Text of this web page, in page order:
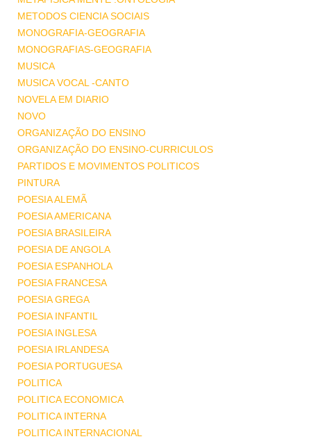
METODOS CIENCIA SOCIAIS
MONOGRAFIA-GEOGRAFIA
MONOGRAFIAS-GEOGRAFIA
MUSICA
MUSICA VOCAL -CANTO
NOVELA EM DIARIO
NOVO
ORGANIZAÇÃO DO ENSINO
ORGANIZAÇÃO DO ENSINO-CURRICULOS
PARTIDOS E MOVIMENTOS POLITICOS
PINTURA
POESIA ALEMÃ
POESIA AMERICANA
POESIA BRASILEIRA
POESIA DE ANGOLA
POESIA ESPANHOLA
POESIA FRANCESA
POESIA GREGA
POESIA INFANTIL
POESIA INGLESA
POESIA IRLANDESA
POESIA PORTUGUESA
POLITICA
POLITICA ECONOMICA
POLITICA INTERNA
POLITICA INTERNACIONAL